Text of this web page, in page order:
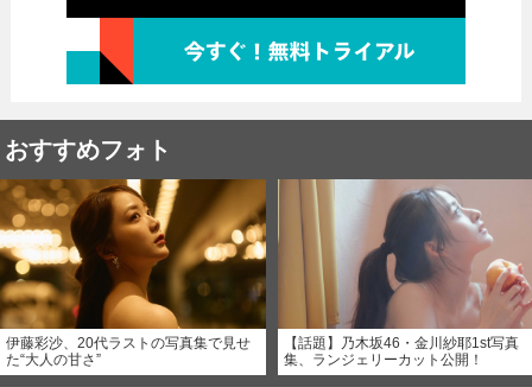
おすすめフォト
伊藤彩沙、20代ラストの写真集で見せ
た“大人の甘さ”
【話題】乃木坂46・金川紗耶1st写真
集、ランジェリーカット公開！